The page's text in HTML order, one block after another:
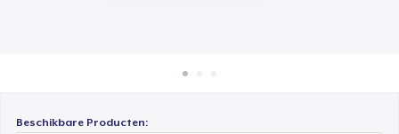
Beschikbare Producten: